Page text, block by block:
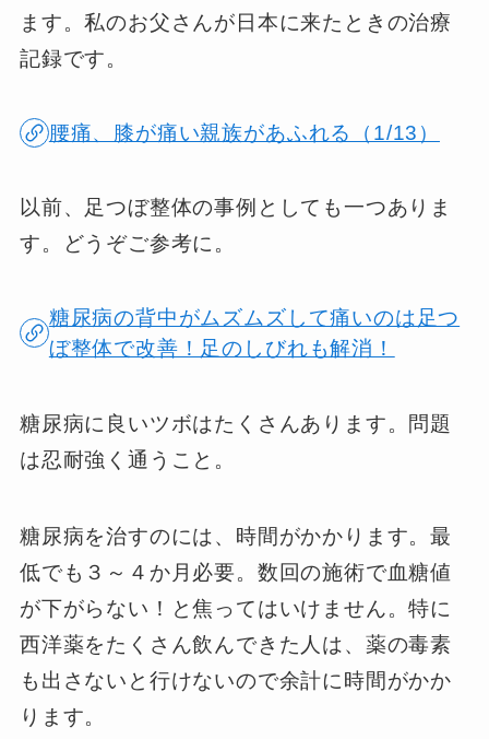
ます。私のお父さんが日本に来たときの治療
記録です。
腰痛、膝が痛い親族があふれる（1/13）
以前、足つぼ整体の事例としても一つありま
す。どうぞご参考に。
糖尿病の背中がムズムズして痛いのは足つ
ぼ整体で改善！足のしびれも解消！
糖尿病に良いツボはたくさんあります。問題
は忍耐強く通うこと。
糖尿病を治すのには、時間がかかります。最
低でも３～４か月必要。数回の施術で血糖値
が下がらない！と焦ってはいけません。特に
西洋薬をたくさん飲んできた人は、薬の毒素
も出さないと行けないので余計に時間がかか
ります。